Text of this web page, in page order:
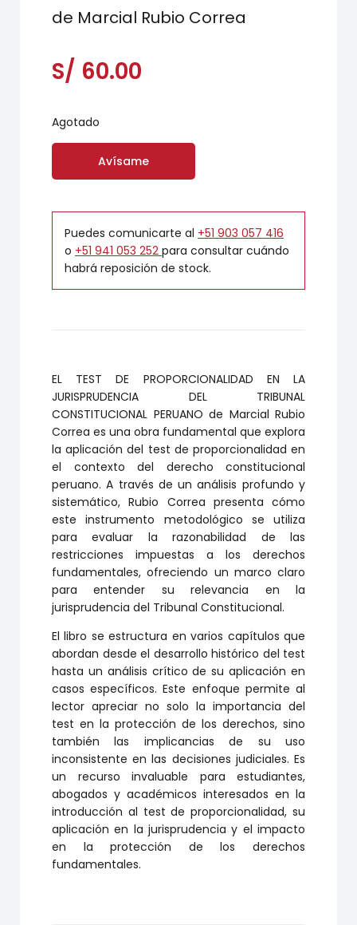
de Marcial Rubio Correa
S/ 60.00
Agotado
Avísame
Puedes comunicarte al +51 903 057 416
o +51 941 053 252 para consultar cuándo
habrá reposición de stock.
EL TEST DE PROPORCIONALIDAD EN LA
JURISPRUDENCIA DEL TRIBUNAL
CONSTITUCIONAL PERUANO de Marcial Rubio
Correa es una obra fundamental que explora
la aplicación del test de proporcionalidad en
el contexto del derecho constitucional
peruano. A través de un análisis profundo y
sistemático, Rubio Correa presenta cómo
este instrumento metodológico se utiliza
para evaluar la razonabilidad de las
restricciones impuestas a los derechos
fundamentales, ofreciendo un marco claro
para entender su relevancia en la
jurisprudencia del Tribunal Constitucional.
El libro se estructura en varios capítulos que
abordan desde el desarrollo histórico del test
hasta un análisis crítico de su aplicación en
casos específicos. Este enfoque permite al
lector apreciar no solo la importancia del
test en la protección de los derechos, sino
también las implicancias de su uso
inconsistente en las decisiones judiciales. Es
un recurso invaluable para estudiantes,
abogados y académicos interesados en la
introducción al test de proporcionalidad, su
aplicación en la jurisprudencia y el impacto
en la protección de los derechos
fundamentales.